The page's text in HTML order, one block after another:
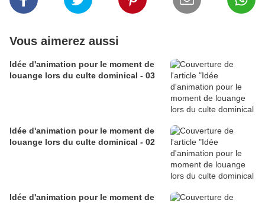
Vous aimerez aussi
Idée d'animation pour le moment de
louange lors du culte dominical - 03
Idée d'animation pour le moment de
louange lors du culte dominical - 02
Idée d'animation pour le moment de